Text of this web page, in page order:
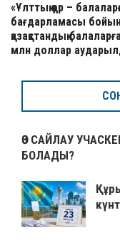
«Ұлттық қор –
бағдарламасы
қазақстандық
млн доллар
ӨЗ САЙЛАУ
БОЛАДЫ?